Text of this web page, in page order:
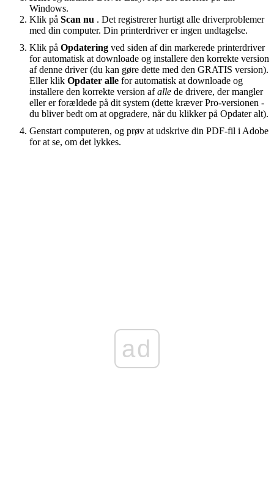
Windows.
Klik på Scan nu . Det registrerer hurtigt alle driverproblemer
med din computer. Din printerdriver er ingen undtagelse.
Klik på Opdatering ved siden af ​​din markerede printerdriver
for automatisk at downloade og installere den korrekte version
af denne driver (du kan gøre dette med den GRATIS version).
Eller klik Opdater alle for automatisk at downloade og
installere den korrekte version afalle de drivere, der mangler
eller er forældede på dit system (dette kræver Pro-versionen -
du bliver bedt om at opgradere, når du klikker på Opdater alt).
Genstart computeren, og prøv at udskrive din PDF-fil i Adobe
for at se, om det lykkes.
ad